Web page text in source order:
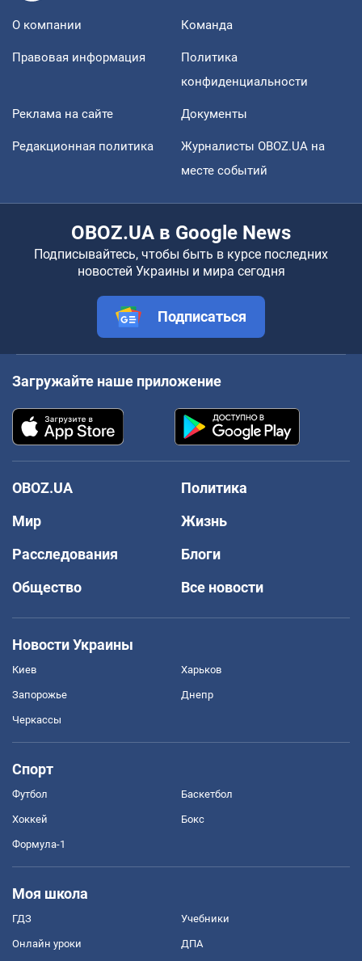
О компании Команда
Правовая информация
Политика
конфиденциальности
Реклама на сайте Документы
Редакционная политика
Журналисты OBOZ.UA на
месте событий
OBOZ.UA в Google News
Подписывайтесь, чтобы быть в курсе последних
новостей Украины и мира сегодня
Подписаться
Загружайте наше приложение
OBOZ.UA
Политика
Мир
Жизнь
Расследования
Блоги
Общество
Все новости
Новости Украины
Киев Харьков
Запорожье Днепр
Черкассы
Спорт
Футбол Баскетбол
Хоккей Бокс
Формула-1
Моя школа
ГДЗ Учебники
Онлайн уроки ДПА